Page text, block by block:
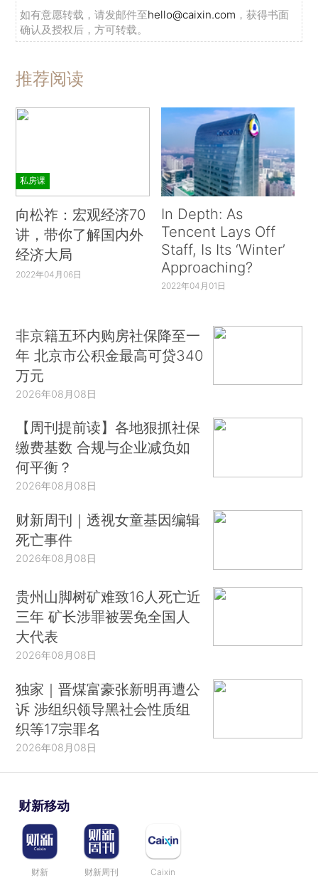
如有意愿转载，请发邮件至hello@caixin.com ，获得书面
确认及授权后，方可转载。
推荐阅读
私房课
向松祚：宏观经济70
讲，带你了解国内外
经济大局
2022年04月06日
In Depth: As
Tencent Lays Off
Staff, Is Its ‘Winter’
Approaching?
2022年04月01日
非京籍五环内购房社保降至一
年 北京市公积金最高可贷340
万元
2026年08月08日
【周刊提前读】各地狠抓社保
缴费基数 合规与企业减负如
何平衡？
2026年08月08日
财新周刊｜透视女童基因编辑
死亡事件
2026年08月08日
贵州山脚树矿难致16人死亡近
三年 矿长涉罪被罢免全国人
大代表
2026年08月08日
独家｜晋煤富豪张新明再遭公
诉 涉组织领导黑社会性质组
织等17宗罪名
2026年08月08日
财新移动
财新 财新周刊 Caixin